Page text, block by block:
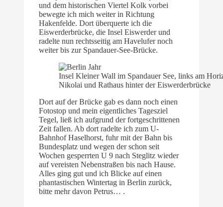
und dem historischen Viertel Kolk vorbei
bewegte ich mich weiter in Richtung
Hakenfelde. Dort überquerte ich die
Eiswerderbrücke, die Insel Eiswerder und
radelte nun rechtsseitig am Havelufer noch
weiter bis zur Spandauer-See-Brücke.
Insel Kleiner Wall im Spandauer See, links am
Nikolai und Rathaus hinter der Eiswerderbrücke
Dort auf der Brücke gab es dann noch einen
Fotostop und mein eigentliches Tagesziel
Tegel, ließ ich aufgrund der fortgeschrittenen
Zeit fallen. Ab dort radelte ich zum U-
Bahnhof Haselhorst, fuhr mit der Bahn bis
Bundesplatz und wegen der schon seit
Wochen gesperrten U 9 nach Steglitz wieder
auf vereisten Nebenstraßen bis nach Hause.
Alles ging gut und ich Blicke auf einen
phantastischen Wintertag in Berlin zurück,
bitte mehr davon Petrus… .